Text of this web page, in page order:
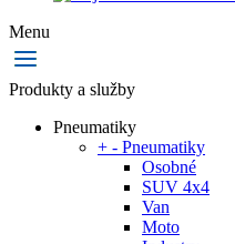
Menu
Produkty a služby
Pneumatiky
+ - Pneumatiky
Osobné
SUV 4x4
Van
Moto